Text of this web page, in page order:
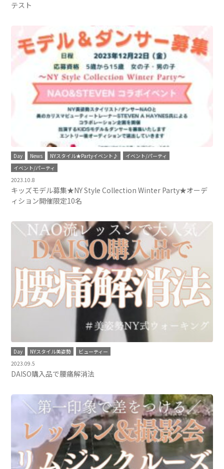
テスト
Day News NYスタイル★Partyイベント♪
イベント/パーティ
イベント/パーティ
2023.10.8
キッズモデル募集★NY Style Collection Winter Party★オーデ
ィション開催限定10名
Day NYスタイル美姿勢
ビューティー
2023.09.5
DAISO購入品で腰痛解消法